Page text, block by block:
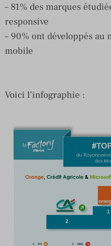
– 81% des marques
responsive
– 90% ont développés
mobile
Voici l’infographie :